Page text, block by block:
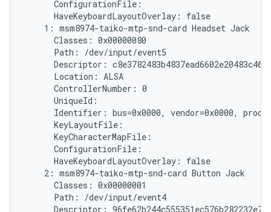
      ConfigurationFile:
      HaveKeyboardLayoutOverlay: false
    1: msm8974-taiko-mtp-snd-card Headset Jack
      Classes: 0x00000080
      Path: /dev/input/event5
Descriptor:
      Location: ALSA
      ControllerNumber: 0
      UniqueId:
Identifier: bus=0x0000, vendor=0x0000,
      KeyLayoutFile:
      KeyCharacterMapFile:
      ConfigurationFile:
      HaveKeyboardLayoutOverlay: false
    2: msm8974-taiko-mtp-snd-card Button Jack
      Classes: 0x00000001
      Path: /dev/input/event4
Descriptor: